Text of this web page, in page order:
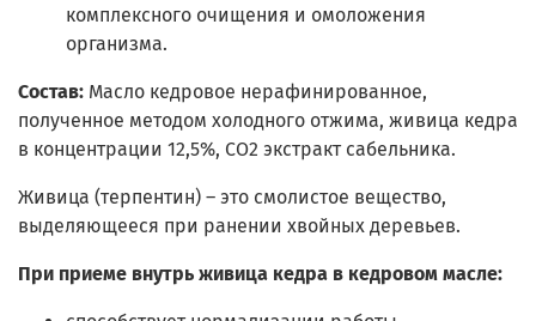
комплексного очищения и омоложения
организма.
Состав: Масло кедровое нерафинированное,
полученное методом холодного отжима, живица кедра
в концентрации 12,5%, СО2 экстракт сабельника.
Живица (терпентин) – это смолистое вещество,
выделяющееся при ранении хвойных деревьев.
При приеме внутрь живица кедра в кедровом масле: